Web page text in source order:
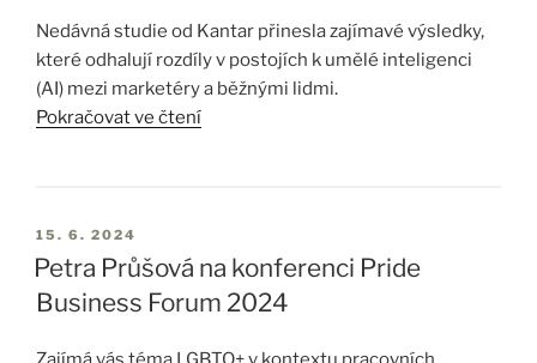
reklamy ztratit, pokud není přizpůsobena digitálnímu
prostředí. Klíčem k úspěchu je tedy přizpůsobení
obsahu specifikům dané platformy, což zahrnuje nejen
vizuální a obsahové úpravy, ale i strategii zacílení na
příběhy. I negativní emoce mohou dobře fungovat při
propagaci obsahu na VOD platformách. „Pouhá líbivost
v reklamě…
Nedávná studie od Kantar přinesla zajímavé výsledky,
které odhalují rozdíly v postojích k umělé inteligenci
(AI) mezi marketéry a běžnými lidmi.
Podle průzkumu vyjádřilo až 84 % marketérů pozitivní
postoj k využívání AI. Tito odborníci v marketingu vidí
Pokračovat ve čtení
15. 6. 2024
Petra Průšová na konferenci Pride
Business Forum 2024